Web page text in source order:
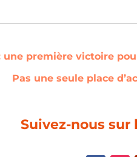
première victoire
Pas une seule place
Suivez-nous sur